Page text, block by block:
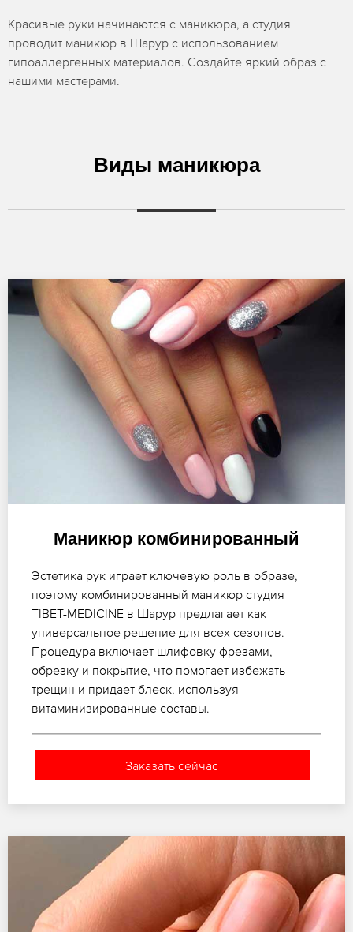
Красивые руки начинаются с маникюра, а студия
проводит маникюр в Шарур с использованием
гипоаллергенных материалов. Создайте яркий образ с
нашими мастерами.
Виды маникюра
Маникюр комбинированный
Эстетика рук играет ключевую роль в образе,
поэтому комбинированный маникюр студия
TIBET-MEDICINE в Шарур предлагает как
универсальное решение для всех сезонов.
Процедура включает шлифовку фрезами,
обрезку и покрытие, что помогает избежать
трещин и придает блеск, используя
витаминизированные составы.
Заказать сейчас